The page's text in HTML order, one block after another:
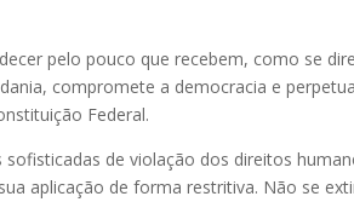
pelo pouco que recebem, como se
compromete a democracia e perpetua
Federal.
de violação dos direitos
aplicação de forma restritiva. Não se